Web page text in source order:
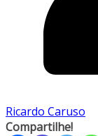
Ricardo Caruso
Compartilhe!